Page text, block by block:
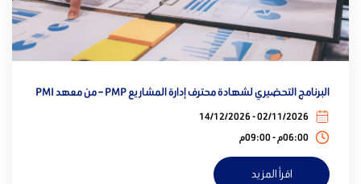
البرنامج التحضيري لشهادة محترف إدارة المشاريع PMP – من معهد PMI
02/11/2026 - 14/12/2026
06:00م - 09:00م
اقرأ المزيد